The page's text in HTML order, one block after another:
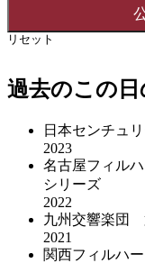
リセット
過去のこの
日本センチュ
2023
名古屋フィル
シリーズ
2022
九州交響楽団
2021
関西フィルハ